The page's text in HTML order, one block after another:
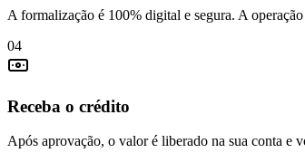
A formalização é 100% digital e segura. A
04
Receba o crédito
Após aprovação, o valor é liberado na sua conta e